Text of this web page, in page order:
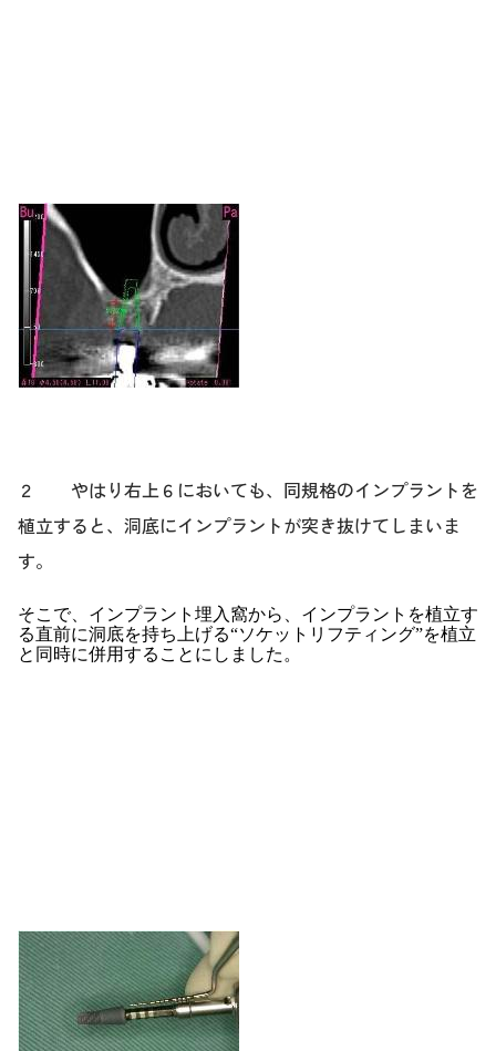
２ やはり右上６においても、同規格のインプラントを
植立すると、洞底にインプラントが突き抜けてしまいま
す。
そこで、インプラント埋入窩から、インプラントを植立す
る直前に洞底を持ち上げる“ソケットリフティング”を植立
と同時に併用することにしました。